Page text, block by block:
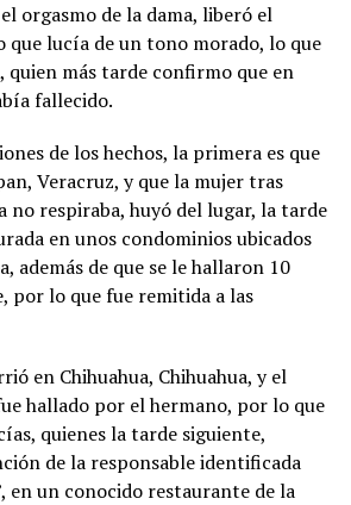
orgasmo de la dama, liberó el
que lucía de un tono morado, lo que
quien más tarde confirmo que en
fallecido.
de los hechos, la primera es que
Veracruz, y que la mujer tras
no respiraba, huyó del lugar, la tarde
en unos condominios ubicados
además de que se le hallaron 10
por lo que fue remitida a las
en Chihuahua, Chihuahua, y el
hallado por el hermano, por lo que
quienes la tarde siguiente,
de la responsable identificada
en un conocido restaurante de la